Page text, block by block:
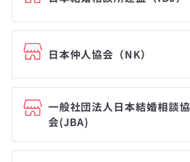
日本仲人協会（NK）
一般社団法人日本結婚相談協
会(JBA)